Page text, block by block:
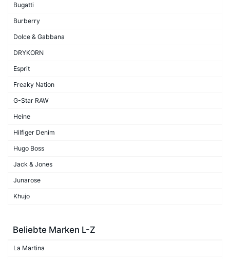
Bugatti
Burberry
Dolce & Gabbana
DRYKORN
Esprit
Freaky Nation
G-Star RAW
Heine
Hilfiger Denim
Hugo Boss
Jack & Jones
Junarose
Khujo
Beliebte Marken L-Z
La Martina